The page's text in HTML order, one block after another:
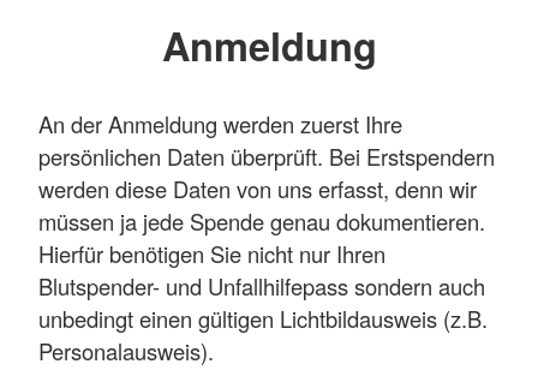
Anmeldung
An der Anmeldung werden zuerst Ihre
persönlichen Daten überprüft. Bei Erstspendern
werden diese Daten von uns erfasst, denn wir
müssen ja jede Spende genau dokumentieren.
Hierfür benötigen Sie nicht nur Ihren
Blutspender- und Unfallhilfepass sondern auch
unbedingt einen gültigen Lichtbildausweis (z.B.
Personalausweis).